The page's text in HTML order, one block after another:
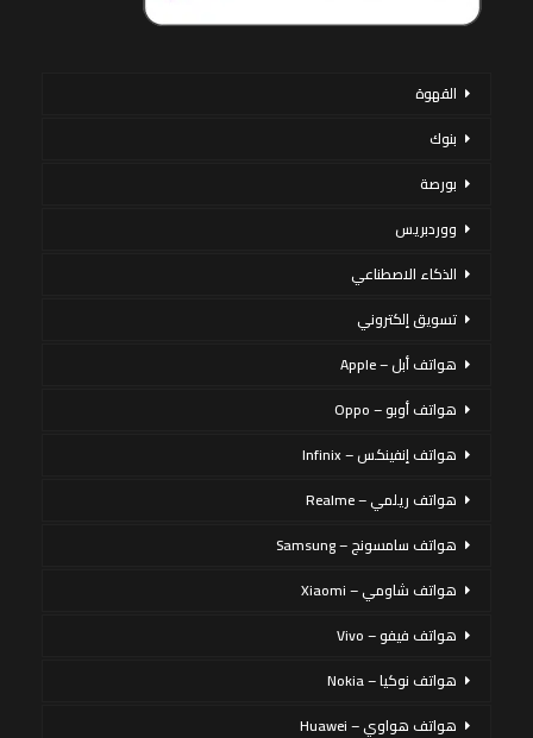
القهوة
بنوك
بورصة
ووردبريس
الذكاء الاصطناعي
تسويق إلكتروني
هواتف أبل – Apple
هواتف أوبو – Oppo
هواتف إنفينكس – Infinix
هواتف ريلمي – Realme
هواتف سامسونج – Samsung
هواتف شاومي – Xiaomi
هواتف فيفو – Vivo
هواتف نوكيا – Nokia
هواتف هواوي – Huawei